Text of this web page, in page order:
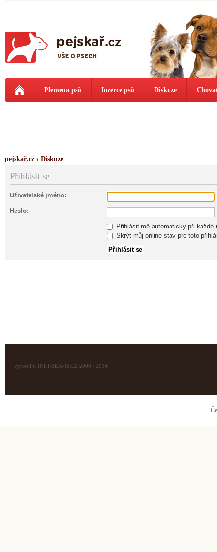
Plemena psů Inzerce psů Diskuze
pejskař.cz ‹ Diskuze
Přihlásit se
Uživatelské jméno:
Heslo:
Přihlásit mě automaticky při každé
Skrýt můj online stav pro toto
vyrobil © INET-SERVIS.CZ 2008 - 2014